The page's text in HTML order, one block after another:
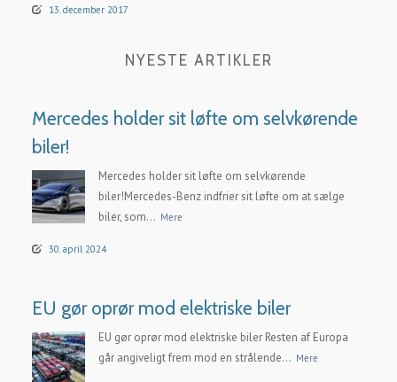
13. december 2017
NYESTE ARTIKLER
Mercedes holder sit løfte om selvkørende
biler!
Mercedes holder sit løfte om selvkørende
biler!Mercedes-Benz indfrier sit løfte om at sælge
biler, som... Mere
30. april 2024
EU gør oprør mod elektriske biler
EU gør oprør mod elektriske biler Resten af Europa
går angiveligt frem mod en strålende... Mere